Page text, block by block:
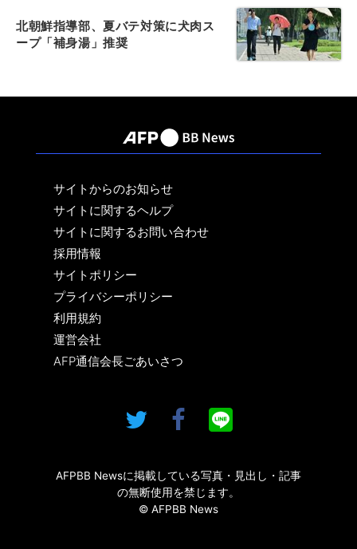
北朝鮮指導部、夏バテ対策に犬肉ス
ープ「補身湯」推奨
サイトからのお知らせ
サイトに関するヘルプ
サイトに関するお問い合わせ
採用情報
サイトポリシー
プライバシーポリシー
利用規約
運営会社
AFP通信会長ごあいさつ
AFPBB Newsに掲載している写真・見出し・記事
の無断使用を禁じます。
© AFPBB News